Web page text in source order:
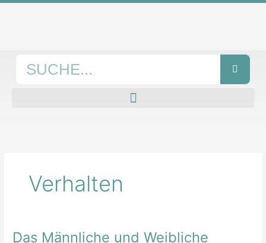
Zum
Verhalten
Das Männliche und Weibliche
Das